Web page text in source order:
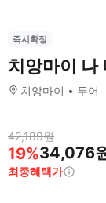
즉시확정
치앙마이 나
치앙마이 투어
42,189원
19%34,076
최종혜택가